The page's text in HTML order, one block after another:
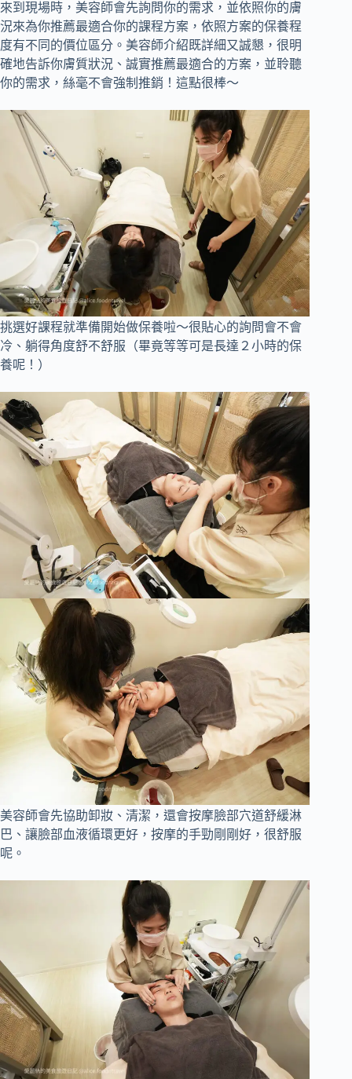
來到現場時，美容師會先詢問你的需求，並依照你的膚
況來為你推薦最適合你的課程方案，依照方案的保養程
度有不同的價位區分。美容師介紹既詳細又誠懇，很明
確地告訴你膚質狀況、誠實推薦最適合的方案，並聆聽
你的需求，絲毫不會強制推銷！這點很棒～
挑選好課程就準備開始做保養啦～很貼心的詢問會不會
冷、躺得角度舒不舒服（畢竟等等可是長達２小時的保
養呢！）
美容師會先協助卸妝、清潔，還會按摩臉部穴道舒緩淋
巴、讓臉部血液循環更好，按摩的手勁剛剛好，很舒服
呢。